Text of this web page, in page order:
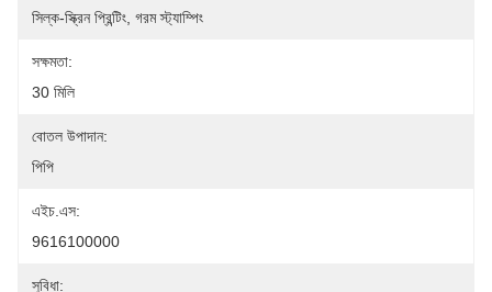
সিল্ক-স্ক্রিন প্রিন্টিং, গরম স্ট্যাম্পিং
সক্ষমতা:
30 মিলি
বোতল উপাদান:
পিপি
এইচ.এস:
9616100000
সুবিধা: